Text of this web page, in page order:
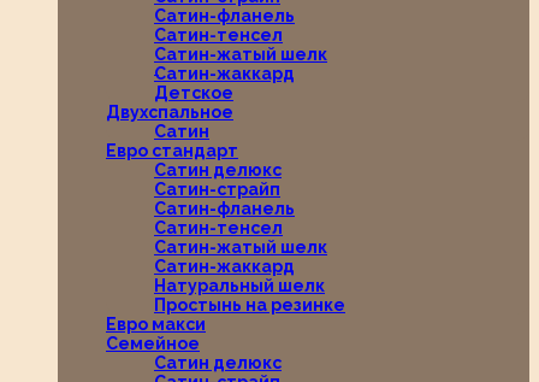
Сатин-фланель
Сатин-тенсел
Сатин-жатый шелк
Сатин-жаккард
Детское
Двухспальное
Сатин
Евро стандарт
Сатин делюкс
Сатин-страйп
Сатин-фланель
Сатин-тенсел
Сатин-жатый шелк
Сатин-жаккард
Натуральный шелк
Простынь на резинке
Евро макси
Семейное
Сатин делюкс